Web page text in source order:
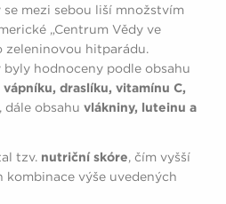
mezi sebou liší množstvím
„Centrum Vědy ve
zeleninovou hitparádu.
hodnoceny podle obsahu
vápníku, draslíku, vitamínu C,
, dále obsahu vlákniny, luteinu a
tzv. nutriční skóre, čím vyšší
výše uvedených